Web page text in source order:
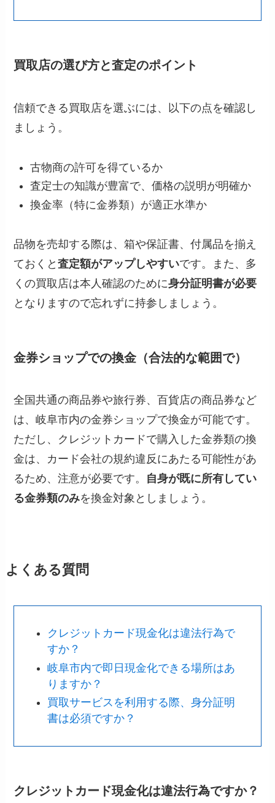
買取店の選び方と査定のポイント
信頼できる買取店を選ぶには、以下の点を確認し
ましょう。
古物商の許可を得ているか
査定士の知識が豊富で、価格の説明が明確か
換金率（特に金券類）が適正水準か
品物を売却する際は、箱や保証書、付属品を揃え
ておくと査定額がアップしやすいです。また、多
くの買取店は本人確認のために身分証明書が必要
となりますので忘れずに持参しましょう。
金券ショップでの換金（合法的な範囲で）
全国共通の商品券や旅行券、百貨店の商品券など
は、岐阜市内の金券ショップで換金が可能です。
ただし、クレジットカードで購入した金券類の換
金は、カード会社の規約違反にあたる可能性があ
るため、注意が必要です。 自身が既に所有してい
る金券類のみを換金対象としましょう。
よくある質問
クレジットカード現金化は違法行為で
すか？
岐阜市内で即日現金化できる場所はあ
りますか？
買取サービスを利用する際、身分証明
書は必須ですか？
クレジットカード現金化は違法行為ですか？